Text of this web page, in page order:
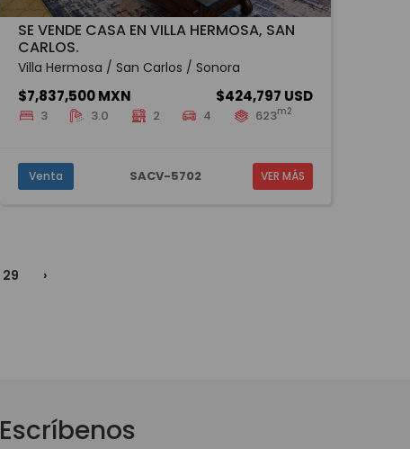
SE VENDE CASA EN VILLA HERMOSA, SAN
CARLOS.
Villa Hermosa / San Carlos / Sonora
$7,837,500 MXN $424,797 USD
3 3.0 2 4 623m2
Venta SACV-5702 VER MÁS
29 ›
Escríbenos